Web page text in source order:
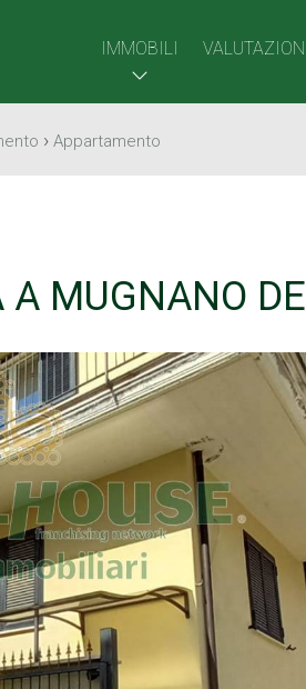
IMMOBILI
› Appartamento
MUGNANO